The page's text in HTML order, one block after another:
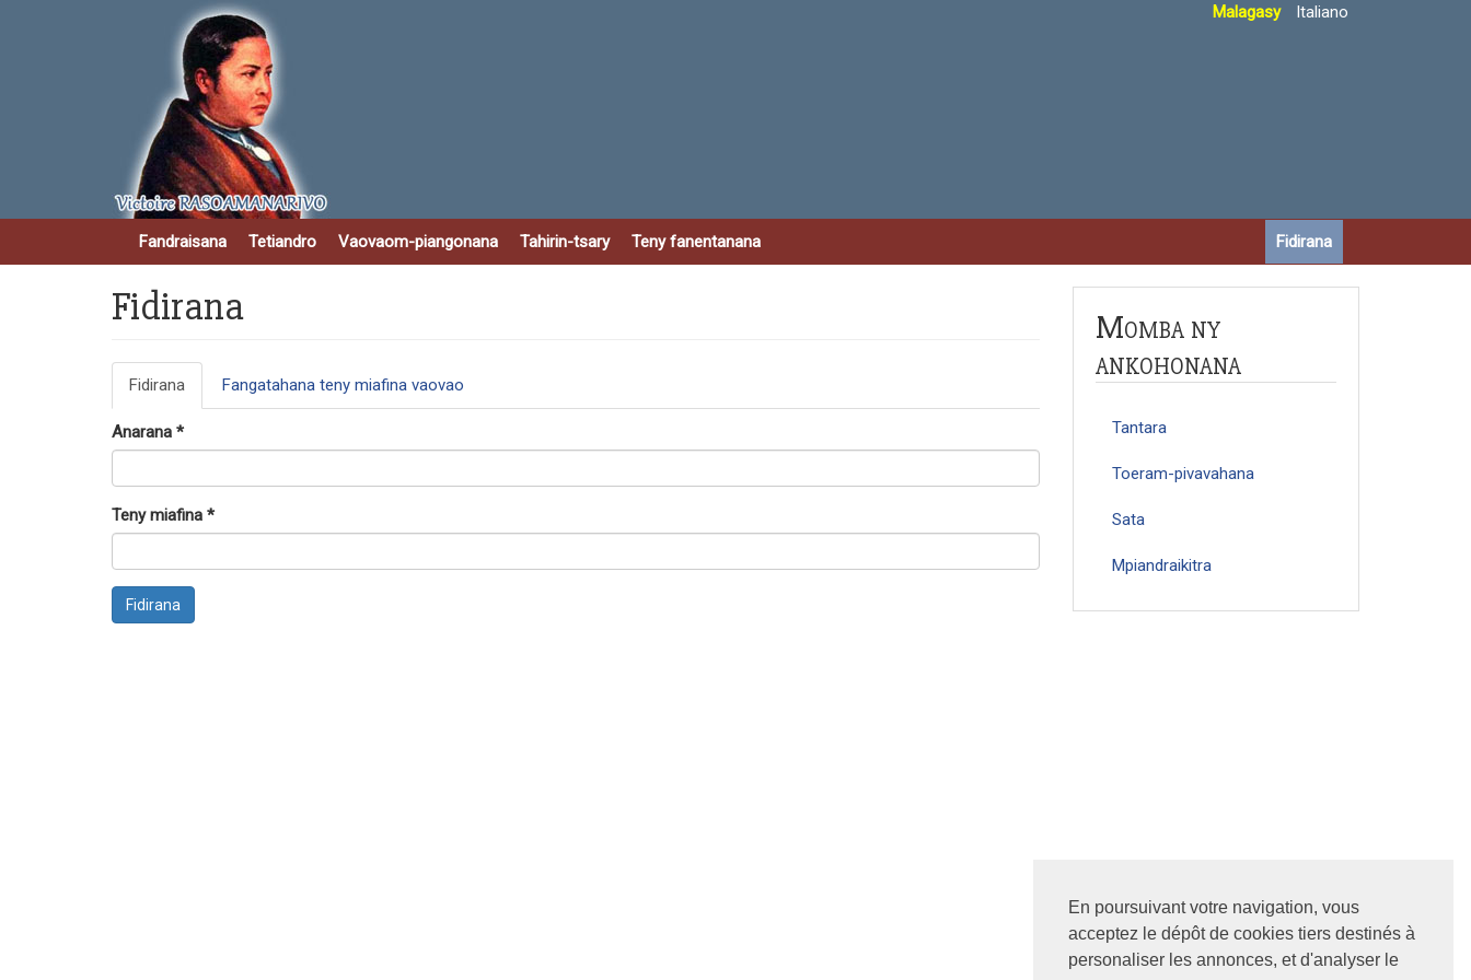
En poursuivant votre navigation, vous
acceptez le dépôt de cookies tiers destinés à
personaliser les annonces, et d'analyser le
Malagasy Italiano
Fandraisana Tetiandro Vaovaom-piangonana Tahirin-tsary Teny fanentanana Fidirana
Fidirana
Primary
tabs
Fidirana (active
tab)
Fangatahana teny miafina vaovao
Anarana *
Teny miafina *
Fidirana
Momba ny
ankohonana
Tantara
Toeram-pivavahana
Sata
Mpiandraikitra